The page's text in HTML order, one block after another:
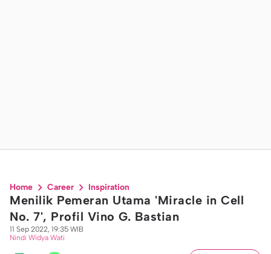
Home Career Inspiration
Menilik Pemeran Utama 'Miracle in Cell
No. 7', Profil Vino G. Bastian
11 Sep 2022, 19:35 WIB
Nindi Widya Wati